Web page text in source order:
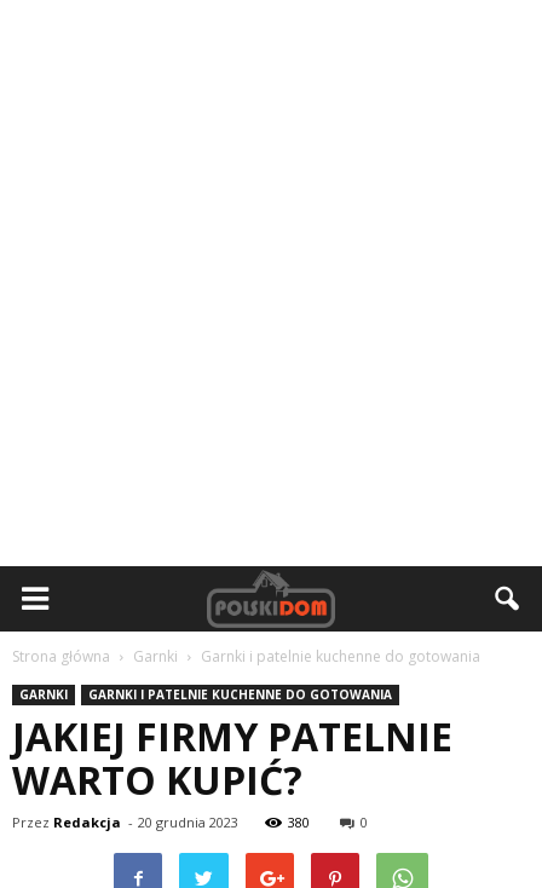
Strona główna Garnki Garnki i patelnie kuchenne do gotowania
GARNKI GARNKI I PATELNIE KUCHENNE DO GOTOWANIA
JAKIEJ FIRMY PATELNIE
WARTO KUPIĆ?
Przez Redakcja - 20 grudnia 2023 380 0